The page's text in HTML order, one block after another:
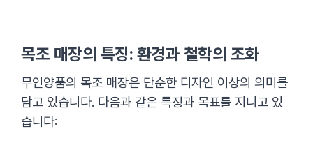
목조 매장의 특징: 환경과 철학의 조화
무인양품의 목조 매장은 단순한 디자인 이상의 의미를
담고 있습니다. 다음과 같은 특징과 목표를 지니고 있
습니다: